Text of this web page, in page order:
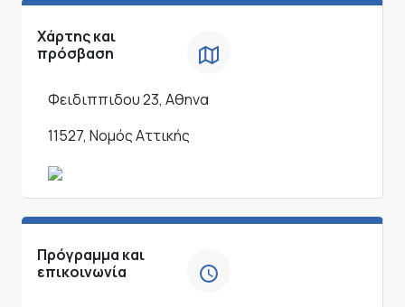
Χάρτης και
πρόσβαση
Φειδιππιδου 23, Αθηνα
11527, Νομός Αττικής
Πρόγραμμα και
επικοινωνία